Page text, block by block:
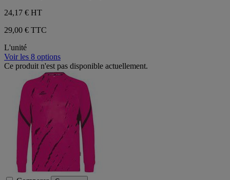
24,17 € HT
29,00 € TTC
L'unité
Voir les 8 options
Ce produit n'est pas disponible actuellement.